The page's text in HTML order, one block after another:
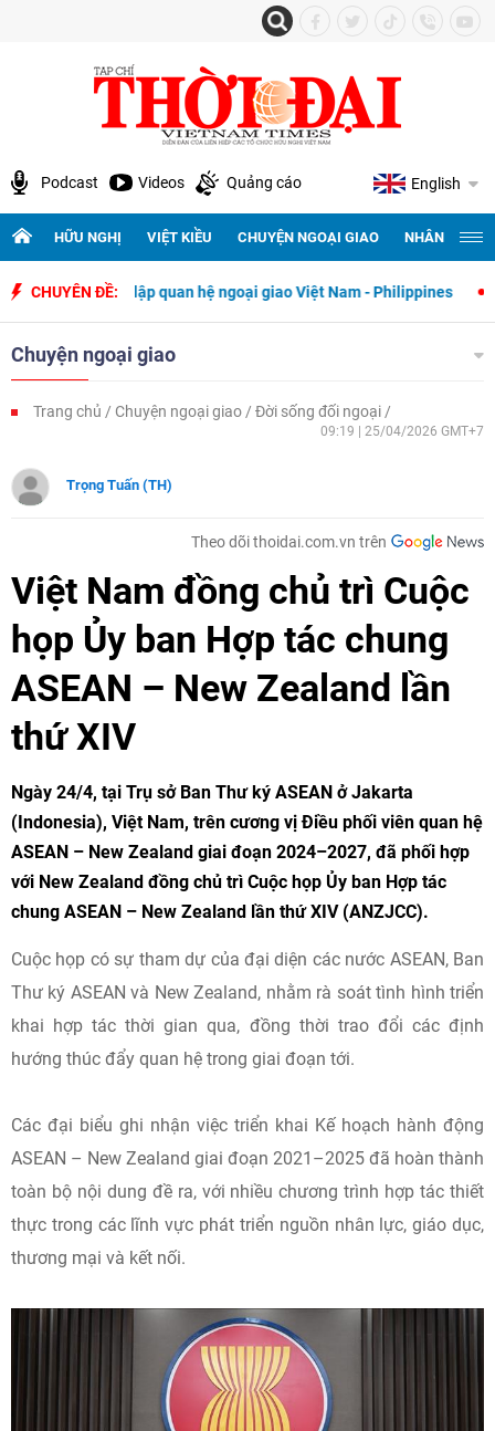
Podcast Videos Quảng cáo English
HỮU NGHỊ VIỆT KIỀU CHUYỆN NGOẠI GIAO NHÂN
CHUYÊN ĐỀ:
thiết lập quan hệ ngoại giao Việt Nam - Philippines 500 ngày
Chuyện ngoại giao
Trang chủ Chuyện ngoại giao Đời sống đối ngoại
09:19 | 25/04/2026 GMT+7
Trọng Tuấn (TH)
Theo dõi thoidai.com.vn trên
Việt Nam đồng chủ trì Cuộc
họp Ủy ban Hợp tác chung
ASEAN – New Zealand lần
thứ XIV
Ngày 24/4, tại Trụ sở Ban Thư ký ASEAN ở Jakarta
(Indonesia), Việt Nam, trên cương vị Điều phối viên quan hệ
ASEAN – New Zealand giai đoạn 2024–2027, đã phối hợp
với New Zealand đồng chủ trì Cuộc họp Ủy ban Hợp tác
chung ASEAN – New Zealand lần thứ XIV (ANZJCC).
Cuộc họp có sự tham dự của đại diện các nước ASEAN, Ban
Thư ký ASEAN và New Zealand, nhằm rà soát tình hình triển
khai hợp tác thời gian qua, đồng thời trao đổi các định
hướng thúc đẩy quan hệ trong giai đoạn tới.
Các đại biểu ghi nhận việc triển khai Kế hoạch hành động
ASEAN – New Zealand giai đoạn 2021–2025 đã hoàn thành
toàn bộ nội dung đề ra, với nhiều chương trình hợp tác thiết
thực trong các lĩnh vực phát triển nguồn nhân lực, giáo dục,
thương mại và kết nối.